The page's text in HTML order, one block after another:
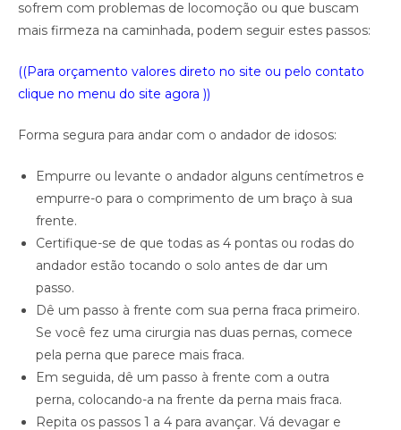
sofrem com problemas de locomoção ou que buscam
mais firmeza na caminhada, podem seguir estes passos:
((Para orçamento valores direto no site ou pelo contato
clique no menu do site agora ))
Forma segura para andar com o andador de idosos:
Empurre ou levante o andador alguns centímetros e
empurre-o para o comprimento de um braço à sua
frente.
Certifique-se de que todas as 4 pontas ou rodas do
andador estão tocando o solo antes de dar um
passo.
Dê um passo à frente com sua perna fraca primeiro.
Se você fez uma cirurgia nas duas pernas, comece
pela perna que parece mais fraca.
Em seguida, dê um passo à frente com a outra
perna, colocando-a na frente da perna mais fraca.
Repita os passos 1 a 4 para avançar. Vá devagar e